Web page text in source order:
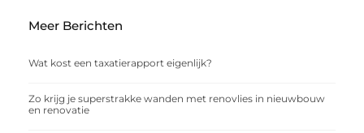
Meer Berichten
Wat kost een taxatierapport eigenlijk?
Zo krijg je superstrakke wanden met renovlies in nieuwbouw
en renovatie